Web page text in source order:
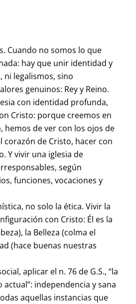
Cuando no somos lo que
hay que unir identidad y
ni legalismos, sino
genuinos: Rey y Reino.
con identidad profunda,
Cristo: porque creemos en
hemos de ver con los ojos de
corazón de Cristo, hacer con
Y vivir una iglesia de
según
funciones, vocaciones y
no solo la ética. Vivir la
con Cristo: Él es la
la Belleza (colma el
(hace buenas nuestras
aplicar el n. 76 de G.S., “la
actual”: independencia y sana
aquellas instancias que